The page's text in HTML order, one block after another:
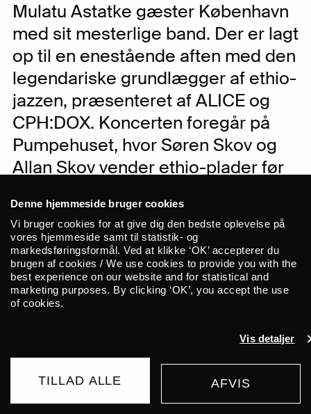
Denne hjemmeside bruger cookies
Vi bruger cookies for at give dig den bedste oplevelse på
vores hjemmeside samt til statistik- og
markedsføringsformål. Ved at klikke ‘OK’ accepterer du
brugen af cookies / We use cookies to provide you with the
best experience on our website and for statistical and
marketing purposes. By clicking ‘OK’, you accept the use
of cookies.
Vis detaljer
TILLAD ALLE AFVIS
Mulatu Astatke gæster København
med sit mesterlige band. Der er lagt
op til en enestående aften med den
legendariske grundlægger af ethio-
jazzen, præsenteret af ALICE og
CPH:DOX. Koncerten foregår på
Pumpehuset, hvor Søren Skov og
Allan Skov vender ethio-plader før
‘Ethiopiques: Revolt of the Soul’ i
Dagmar. Den perfekte aften i den
etiopiske musiks tegn.
Man kan ikke sige ethio-jazz uden
hovedarkitekten bag den populære
genre, som fortsat fremstår vital, og som
har inspireret musikere i mange